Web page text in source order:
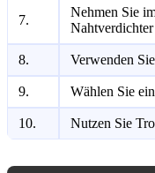
7.
Nehmen Sie
8. Verwenden
9. Wählen Sie
10. Nutzen Sie